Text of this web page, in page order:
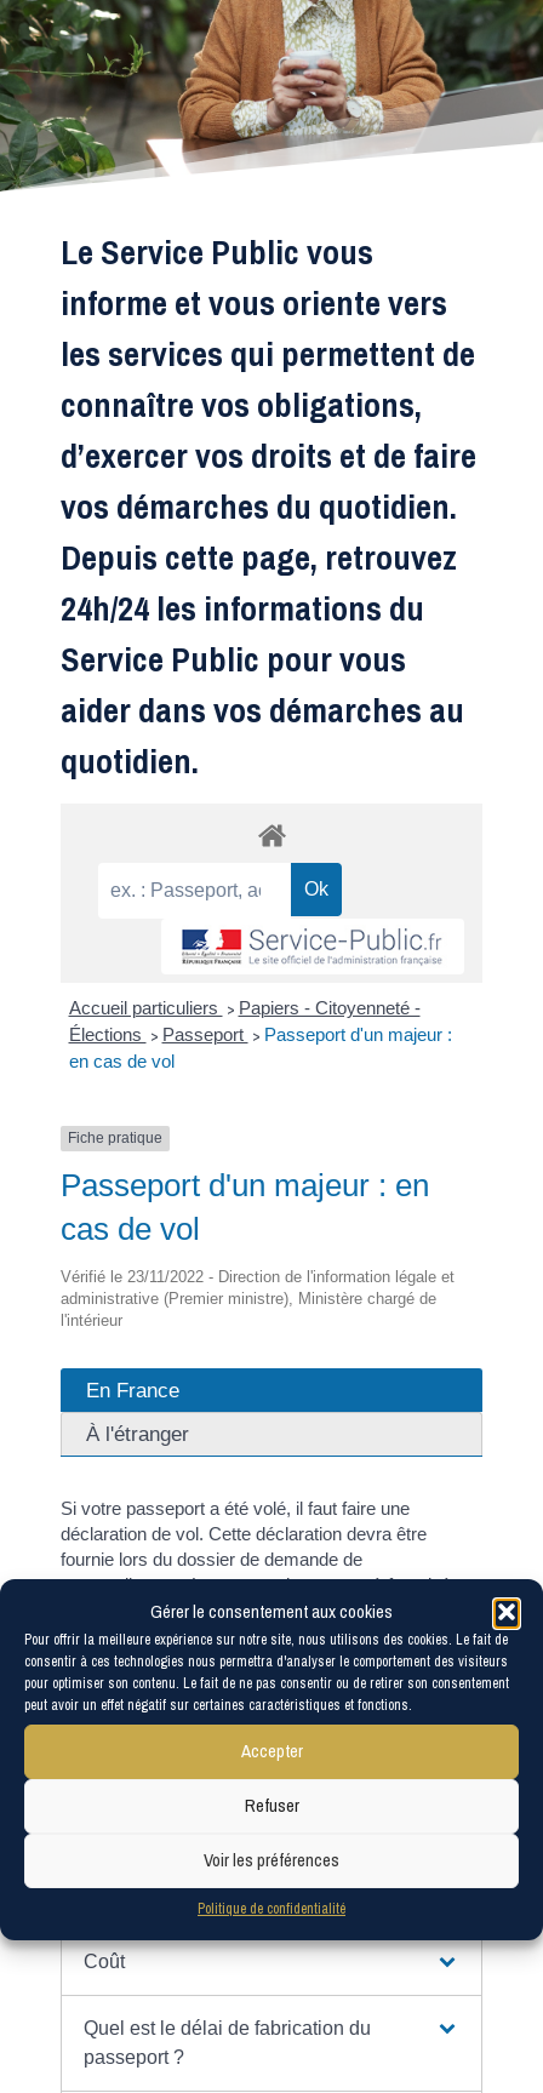
Gérer le consentement aux cookies
Pour offrir la meilleure expérience sur notre site, nous utilisons des cookies. Le fait de
consentir à ces technologies nous permettra d'analyser le comportement des visiteurs
pour optimiser son contenu. Le fait de ne pas consentir ou de retirer son consentement
peut avoir un effet négatif sur certaines caractéristiques et fonctions.
Accepter
Refuser
Voir les préférences
Politique de confidentialité
Le Service Public vous
informe et vous oriente vers
les services qui permettent de
connaître vos obligations,
d’exercer vos droits et de faire
vos démarches du quotidien.
Depuis cette page, retrouvez
24h/24 les informations du
Service Public pour vous
aider dans vos démarches au
quotidien.
Accueil particuliers > Papiers - Citoyenneté -
Élections > Passeport > Passeport d'un majeur :
en cas de vol
Fiche pratique
Passeport d'un majeur : en
cas de vol
Vérifié le 23/11/2022 - Direction de l'information légale et
administrative (Premier ministre), Ministère chargé de
l'intérieur
En France
À l'étranger
Si votre passeport a été volé, il faut faire une
déclaration de vol. Cette déclaration devra être
fournie lors du dossier de demande de
renouvellement. Les autres documents à fournir à
l'appui du dossier dépendent de type de passeport
qui a été volé.
Tout replier
Tout déplier
Où et comment demander un nouveau
Documents à fournir
Coût
Quel est le délai de fabrication du
passeport ?